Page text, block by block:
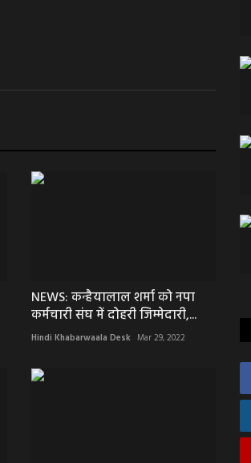
NEWS: कन्हैयालाल शर्मा को नपा
कर्मचारी संघ में दोहरी जिम्मेदारी,...
Hindi Khabarwaala Desk Mar 29, 2022